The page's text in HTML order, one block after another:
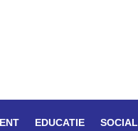
EDUCATIE SOCIAL